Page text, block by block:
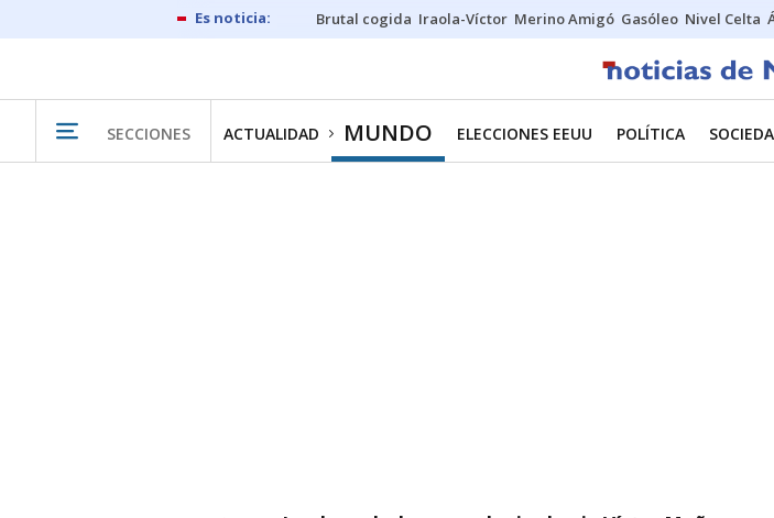
Brutal cogida Iraola-Víctor Merino Amigó Gasóleo Nivel Celta
SECCIONES ACTUALIDAD MUNDO ELECCIONES EEUU POLÍTICA